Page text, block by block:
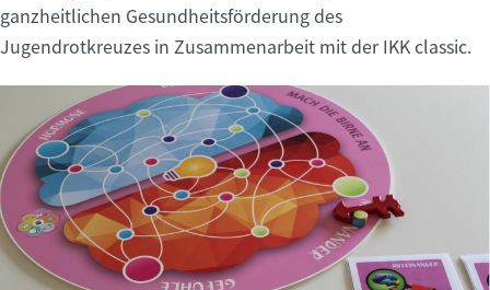
ganzheitlichen Gesundheitsförderung des
Jugendrotkreuzes in Zusammenarbeit mit der IKK classic.